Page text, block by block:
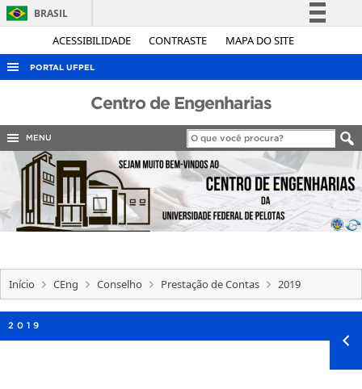
ACESSIBILIDADE CONTRASTE MAPA DO SITE
BRASIL
Simplifique!
Acesso à informação
Legislação
Canais
PORTAL UFPEL
COBALTO
CONCURSOS
EDITAIS
INTERNACIONAL
PORTARIAS
TELEFONES
Centro de Engenharias
MENU
Início CEng Conselho Prestação de Contas 2019
2019